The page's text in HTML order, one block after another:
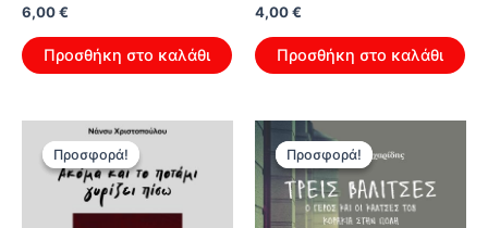
Original
was:
9,60 €.
6,00€
τιμή
είναι:
Προσθήκη στο καλάθι
Original
was:
6,40 €.
4,00€
τιμή
είναι:
Προσθήκη στο καλάθι
Προσφορά!
Προσφορά! Προσφορά!
Προσφορά!